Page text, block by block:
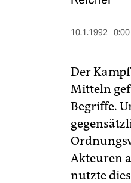
10.1.1992
Der
Mitteln
Begriffe.
Akteuren
nutzte